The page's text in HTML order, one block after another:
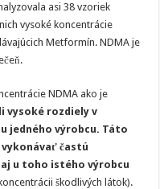
asi 38 vzoriek
vysoké koncentrácie
Metformín. NDMA je
NDMA ako je
vysoké rozdiely v
jedného výrobcu. Táto
častú
u toho istého výrobcu
škodlivých látok).